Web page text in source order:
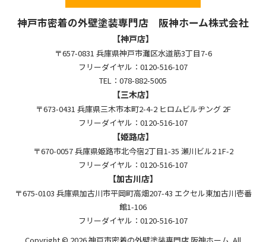
神戸市密着の外壁塗装専門店 阪神ホーム株式会社
【神戸店】
〒657-0831 兵庫県神戸市灘区水道筋3丁目7-6
フリーダイヤル：0120-516-107
TEL：078-882-5005
【三木店】
〒673-0431 兵庫県三木市本町2-4-2 ヒロムビルヂング 2F
フリーダイヤル：0120-516-107
【姫路店】
〒670-0057 兵庫県姫路市北今宿2丁目1-35 瀬川ビル2 1F-2
フリーダイヤル：0120-516-107
【加古川店】
〒675-0103 兵庫県加古川市平岡町高畑207-43 エクセル東加古川壱番
館1-106
フリーダイヤル：0120-516-107